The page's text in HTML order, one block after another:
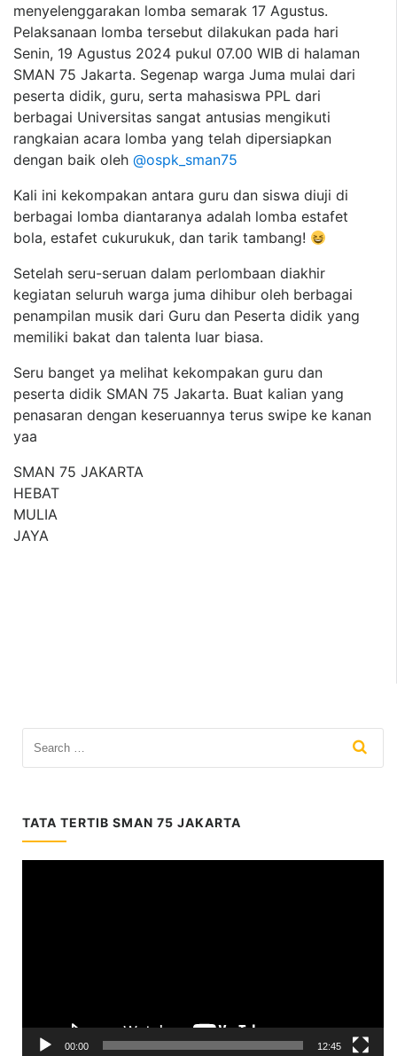
menyelenggarakan lomba semarak 17 Agustus.
Pelaksanaan lomba tersebut dilakukan pada hari
Senin, 19 Agustus 2024 pukul 07.00 WIB di halaman
SMAN 75 Jakarta. Segenap warga Juma mulai dari
peserta didik, guru, serta mahasiswa PPL dari
berbagai Universitas sangat antusias mengikuti
rangkaian acara lomba yang telah dipersiapkan
dengan baik oleh @ospk_sman75
Kali ini kekompakan antara guru dan siswa diuji di
berbagai lomba diantaranya adalah lomba estafet
bola, estafet cukurukuk, dan tarik tambang!
Setelah seru-seruan dalam perlombaan diakhir
kegiatan seluruh warga juma dihibur oleh berbagai
penampilan musik dari Guru dan Peserta didik yang
memiliki bakat dan talenta luar biasa.
Seru banget ya melihat kekompakan guru dan
peserta didik SMAN 75 Jakarta. Buat kalian yang
penasaran dengan keseruannya terus swipe ke kanan
yaa
SMAN 75 JAKARTA
HEBAT
MULIA
JAYA
TATA TERTIB SMAN 75 JAKARTA
00:00 12:45